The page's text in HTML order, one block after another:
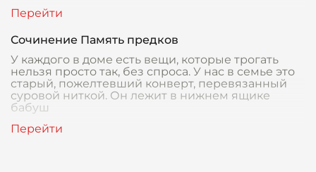
Сочинение Память предков
У каждого в доме есть вещи, которые трогать
нельзя просто так, без спроса. У нас в семье это
старый, пожелтевший конверт, перевязанный
суровой ниткой. Он лежит в нижнем ящике
бабуш